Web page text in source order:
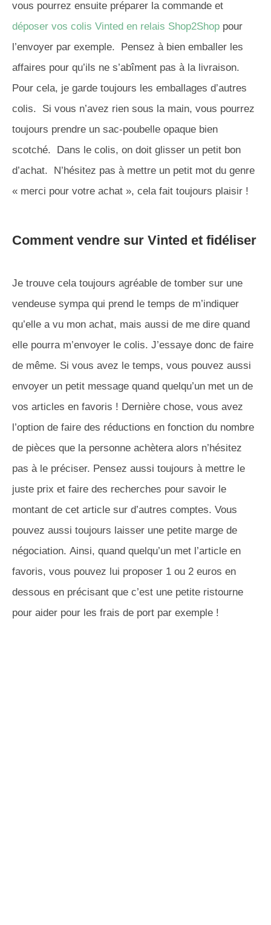
vous pourrez ensuite préparer la commande et
déposer vos colis Vinted en relais Shop2Shop pour
l’envoyer par exemple. Pensez à bien emballer les
affaires pour qu’ils ne s’abîment pas à la livraison.
Pour cela, je garde toujours les emballages d’autres
colis. Si vous n’avez rien sous la main, vous pourrez
toujours prendre un sac-poubelle opaque bien
scotché. Dans le colis, on doit glisser un petit bon
d’achat. N’hésitez pas à mettre un petit mot du genre
« merci pour votre achat », cela fait toujours plaisir !
Comment vendre sur Vinted et fidéliser
Je trouve cela toujours agréable de tomber sur une
vendeuse sympa qui prend le temps de m’indiquer
qu’elle a vu mon achat, mais aussi de me dire quand
elle pourra m’envoyer le colis. J’essaye donc de faire
de même. Si vous avez le temps, vous pouvez aussi
envoyer un petit message quand quelqu’un met un de
vos articles en favoris ! Dernière chose, vous avez
l’option de faire des réductions en fonction du nombre
de pièces que la personne achètera alors n’hésitez
pas à le préciser. Pensez aussi toujours à mettre le
juste prix et faire des recherches pour savoir le
montant de cet article sur d’autres comptes. Vous
pouvez aussi toujours laisser une petite marge de
négociation. Ainsi, quand quelqu’un met l’article en
favoris, vous pouvez lui proposer 1 ou 2 euros en
dessous en précisant que c’est une petite ristourne
pour aider pour les frais de port par exemple !